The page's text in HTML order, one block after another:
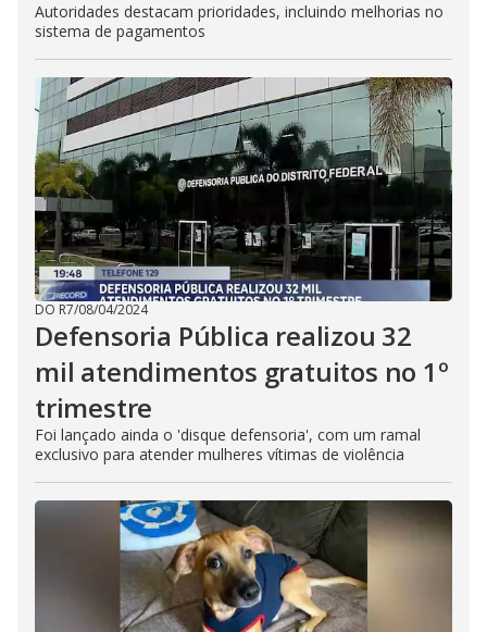
Autoridades destacam prioridades, incluindo melhorias no
sistema de pagamentos
DO R7/08/04/2024
Defensoria Pública realizou 32
mil atendimentos gratuitos no 1º
trimestre
Foi lançado ainda o 'disque defensoria', com um ramal
exclusivo para atender mulheres vítimas de violência